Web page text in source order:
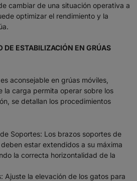
cambiar de una situación operativa a
optimizar el rendimiento y la
DE ESTABILIZACIÓN EN GRÚAS
aconsejable en grúas móviles,
la carga permita operar sobre los
se detallan los procedimientos
Soportes: Los brazos soportes de
estar extendidos a su máxima
la correcta horizontalidad de la
Ajuste la elevación de los gatos para